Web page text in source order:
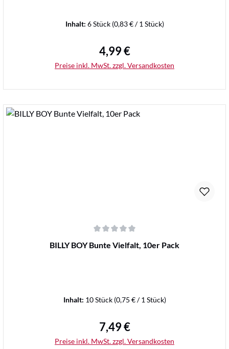
Inhalt: 6 Stück (0,83 € / 1 Stück)
Regulärer Preis:
4,99 €
Preise inkl. MwSt. zzgl. Versandkosten
Durchschnittliche Bewertung von 0 von 5 Sternen
BILLY BOY Bunte Vielfalt, 10er Pack
Inhalt: 10 Stück (0,75 € / 1 Stück)
Regulärer Preis:
7,49 €
Preise inkl. MwSt. zzgl. Versandkosten